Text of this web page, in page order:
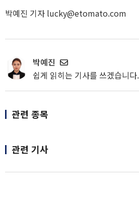
박예진 기자 lucky@etomato.com
박예진
쉽게 읽히는 기사를 쓰겠습니다.
관련 종목
관련 기사